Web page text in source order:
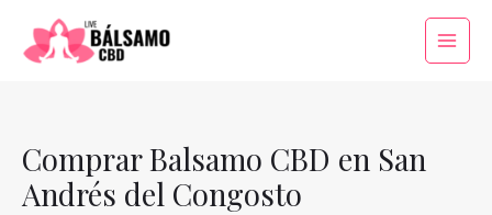
contenido
Main
Comprar Balsamo CBD en San
Andrés del Congosto